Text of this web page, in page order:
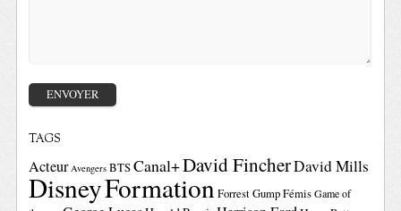
TAGS
Acteur Avengers BTSCanal+David FincherDavid Mills
DisneyFormationForrest GumpFémis Game of